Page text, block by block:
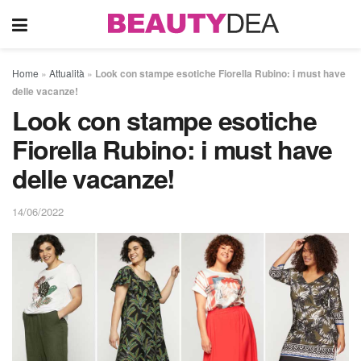
Home » Attualità » Look con stampe esotiche Fiorella Rubino: i must have
delle vacanze!
Look con stampe esotiche
Fiorella Rubino: i must have
delle vacanze!
14/06/2022